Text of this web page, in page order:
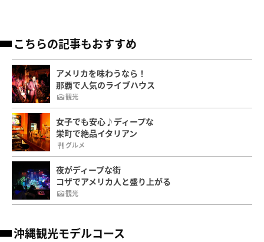
こちらの記事もおすすめ
アメリカを味わうなら！
那覇で人気のライブハウス
観光
女子でも安心♪ディープな
栄町で絶品イタリアン
グルメ
夜がディープな街
コザでアメリカ人と盛り上がる
観光
沖縄観光モデルコース